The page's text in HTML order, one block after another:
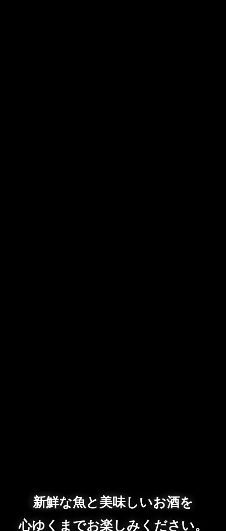
新鮮な魚と美味しいお酒を
心ゆくまでお楽しみください。